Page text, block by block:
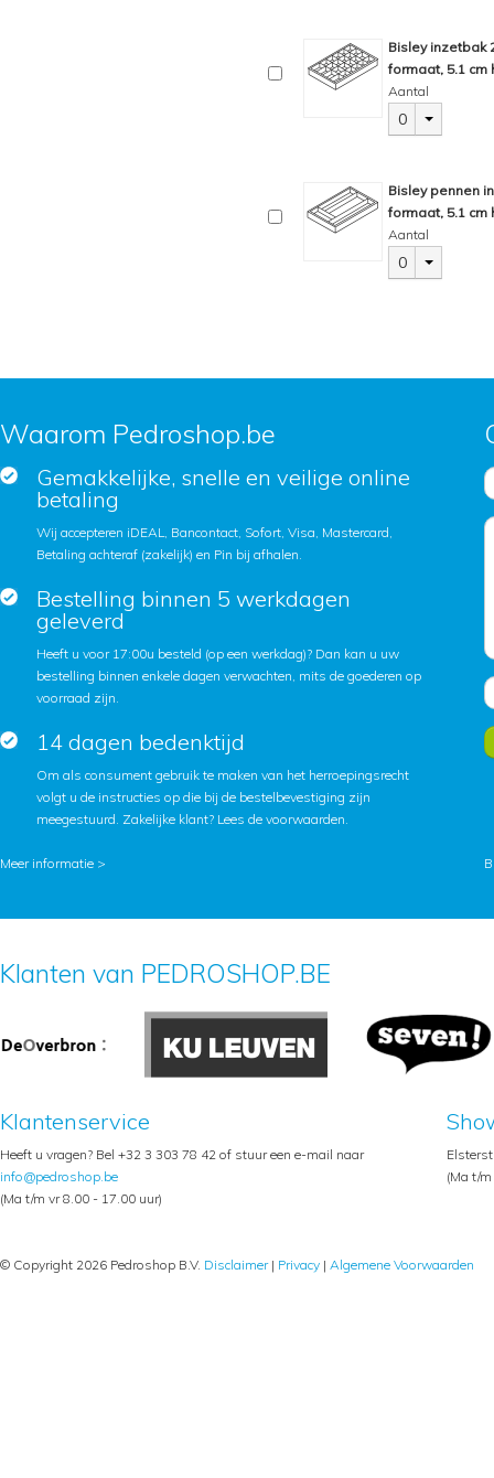
Bisley inzetbak
formaat, 5.1 cm
Aantal
0
Bisley pennen
formaat, 5.1 cm
Aantal
0
Waarom Pedroshop.be
Gemakkelijke, snelle en veilige online
betaling
Wij accepteren iDEAL, Bancontact, Sofort, Visa, Mastercard,
Betaling achteraf (zakelijk) en Pin bij afhalen.
Bestelling binnen 5 werkdagen
geleverd
Heeft u voor 17:00u besteld (op een werkdag)? Dan kan u uw
bestelling binnen enkele dagen verwachten, mits de goederen op
voorraad zijn.
14 dagen bedenktijd
Om als consument gebruik te maken van het herroepingsrecht
volgt u de instructies op die bij de bestelbevestiging zijn
meegestuurd. Zakelijke klant? Lees de voorwaarden.
Meer informatie >
Klanten van PEDROSHOP.BE
Klantenservice
Heeft u vragen? Bel +32 3 303 78 42 of stuur een e-mail naar
info@pedroshop.be
(Ma t/m vr 8.00 - 17.00 uur)
(Ma t/
© Copyright 2026 Pedroshop B.V. Disclaimer| Privacy | Algemene Voorwaarden